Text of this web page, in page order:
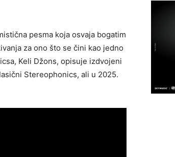
pesma koja osvaja bogatim
za ono što se čini kao jedno
Keli Džons, opisuje izdvojeni
Stereophonics, ali u 2025.